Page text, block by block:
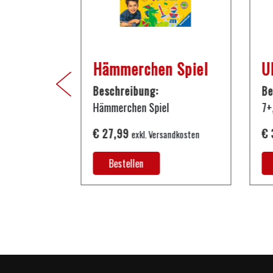
Hämmerchen Spiel
Beschreibung:
Hämmerchen Spiel
€ 27,99 exkl. Versandkosten
Bestellen
€